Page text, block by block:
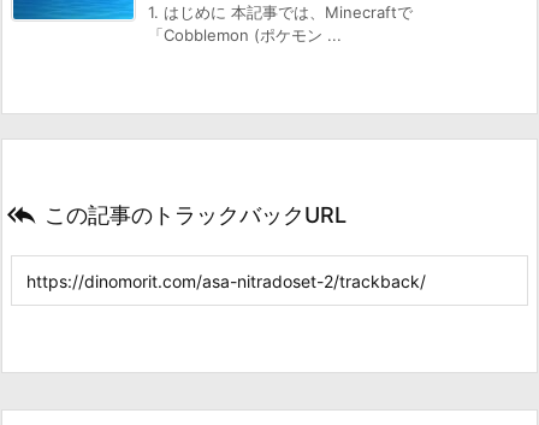
1. はじめに 本記事では、Minecraftで
「Cobblemon (ポケモン ...
 この記事のトラックバックURL